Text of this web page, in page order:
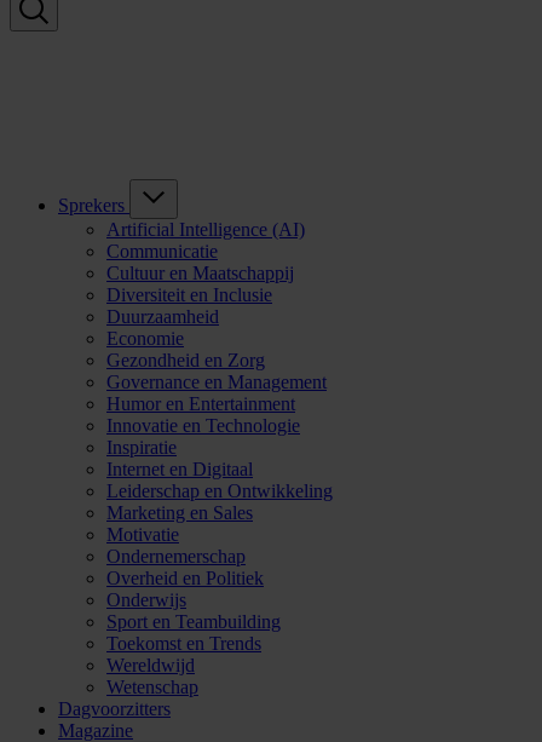
Sprekers
Artificial Intelligence (AI)
Communicatie
Cultuur en Maatschappij
Diversiteit en Inclusie
Duurzaamheid
Economie
Gezondheid en Zorg
Governance en Management
Humor en Entertainment
Innovatie en Technologie
Inspiratie
Internet en Digitaal
Leiderschap en Ontwikkeling
Marketing en Sales
Motivatie
Ondernemerschap
Overheid en Politiek
Onderwijs
Sport en Teambuilding
Toekomst en Trends
Wereldwijd
Wetenschap
Dagvoorzitters
Magazine